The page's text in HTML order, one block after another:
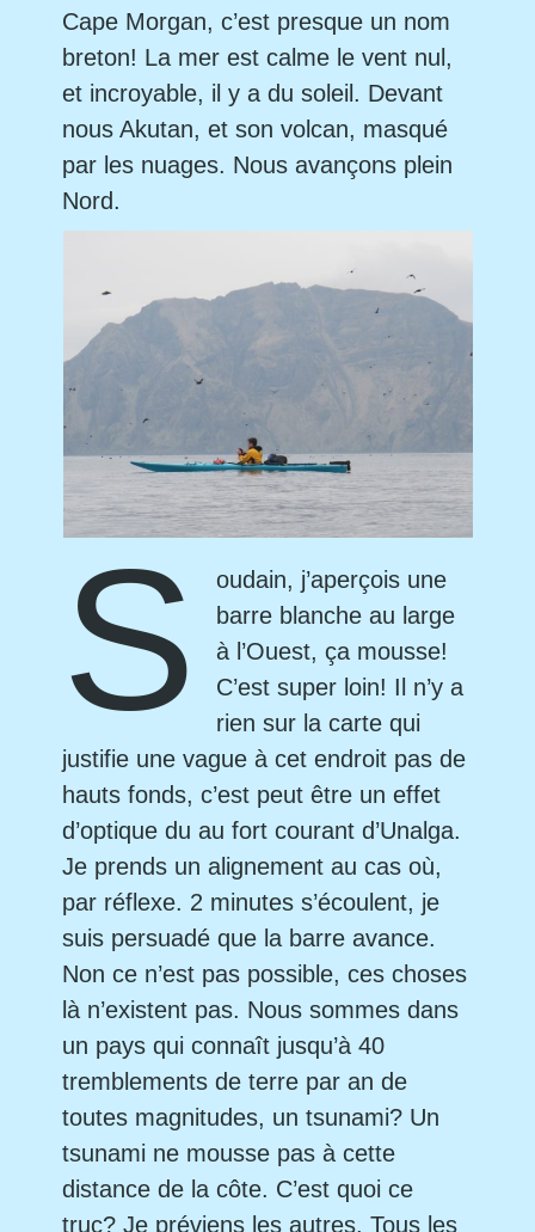
Cape Morgan, c’est presque un nom
breton! La mer est calme le vent nul,
et incroyable, il y a du soleil. Devant
nous Akutan, et son volcan, masqué
par les nuages. Nous avançons plein
Nord.
S
oudain, j’aperçois une
barre blanche au large
à l’Ouest, ça mousse!
C’est super loin! Il n’y a
rien sur la carte qui
justifie une vague à cet endroit pas de
hauts fonds, c’est peut être un effet
d’optique du au fort courant d’Unalga.
Je prends un alignement au cas où,
par réflexe. 2 minutes s’écoulent, je
suis persuadé que la barre avance.
Non ce n’est pas possible, ces choses
là n’existent pas. Nous sommes dans
un pays qui connaît jusqu’à 40
tremblements de terre par an de
toutes magnitudes, un tsunami? Un
tsunami ne mousse pas à cette
distance de la côte. C’est quoi ce
truc? Je préviens les autres. Tous les